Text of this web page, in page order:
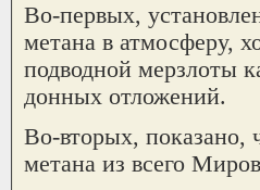
Во-первых,
метана в атмосферу,
подводной мерзлоты
донных отложений.
Во-вторых, показано,
метана из всего